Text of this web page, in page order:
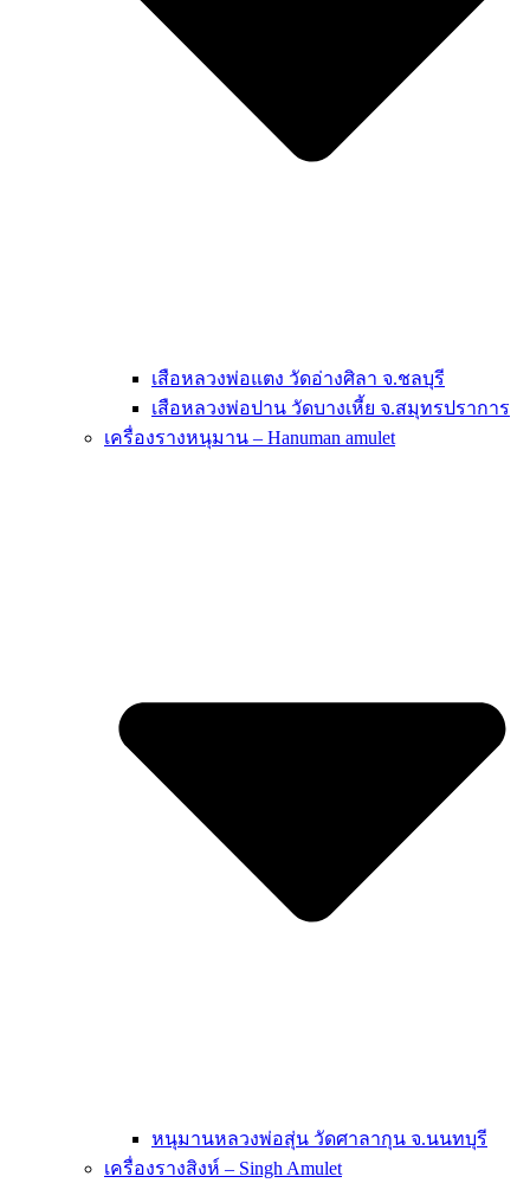
เสือหลวงพ่อแตง วัดอ่างศิลา จ.ชลบุรี
เสือหลวงพ่อปาน วัดบางเหี้ย จ.สมุทรปราการ
เครื่องรางหนุมาน – Hanuman amulet
หนุมานหลวงพ่อสุ่น วัดศาลากุน จ.นนทบุรี
เครื่องรางสิงห์ – Singh Amulet